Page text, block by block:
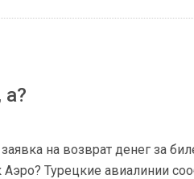
а?
на возврат денег за
Аэро? Турецкие авиалинии